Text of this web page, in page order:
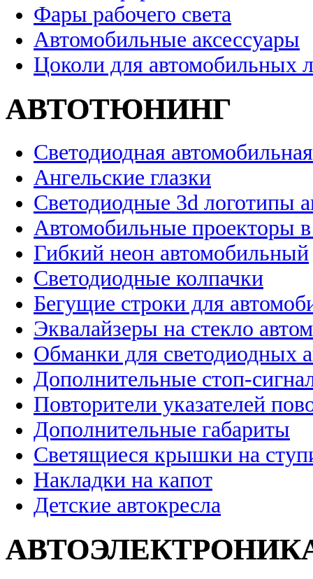
Фары рабочего света
Автомобильные аксессуары
Цоколи для автомобильных
АВТОТЮНИНГ
Светодиодная
Ангельские глазки
Светодиодные 3d логотипы
Автомобильные проекторы
Гибкий неон автомобильный
Светодиодные колпачки
Бегущие строки для
Эквалайзеры на стекло
Обманки для светодиодных
Дополнительные стоп-
Повторители указателей
Дополнительные габариты
Светящиеся крышки на
Накладки на капот
Детские автокресла